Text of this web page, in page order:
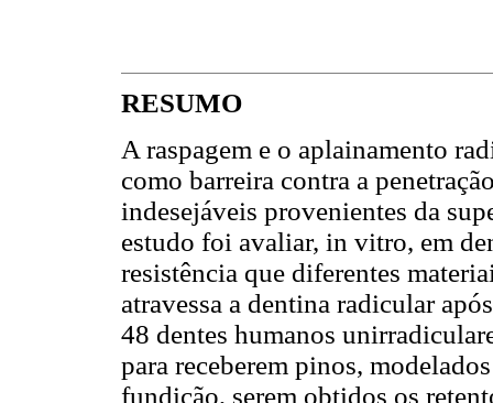
RESUMO
A raspagem e o aplainamento
como barreira contra a
indesejáveis provenientes da
estudo foi avaliar, in vitro, em
resistência que diferentes
atravessa a dentina radicular
48 dentes humanos
para receberem pinos,
fundição, serem obtidos os